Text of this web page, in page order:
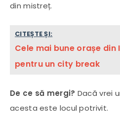
din mistreț.
CITEȘTE ȘI:
Cele mai bune orașe din
pentru un city break
De ce să mergi? Dacă vrei
acesta este locul potrivit.